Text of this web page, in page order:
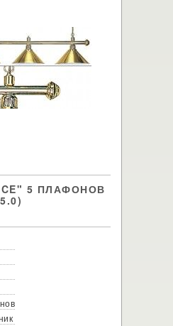
5 ПЛАФОНОВ